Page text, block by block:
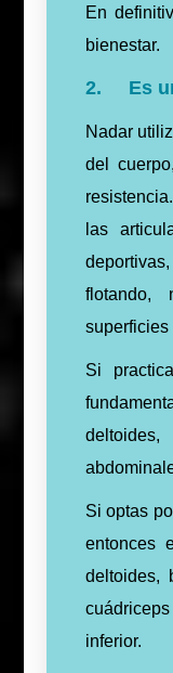
En
bienestar.
2. Es
Nadar
del
las
superficies
Si
Si optas
entonces
deltoides,
inferior.